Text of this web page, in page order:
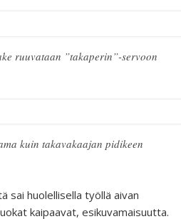
ruuvataan ”takaperin”-servoon
kuin takavakaajan pidikeen
sai huolellisella työllä aivan
kaipaavat, esikuvamaisuutta.